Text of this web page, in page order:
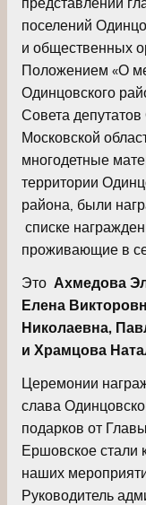
поселений
и общественных
Положением «О
Одинцовского
Совета
Московской
многодетные
территории
района, были
списке
проживающие в
Это Ахмедова
Елена
Николаевна,
и Храмцова
Церемонии
слава
подарков от
Ершовское
наших
Руководитель